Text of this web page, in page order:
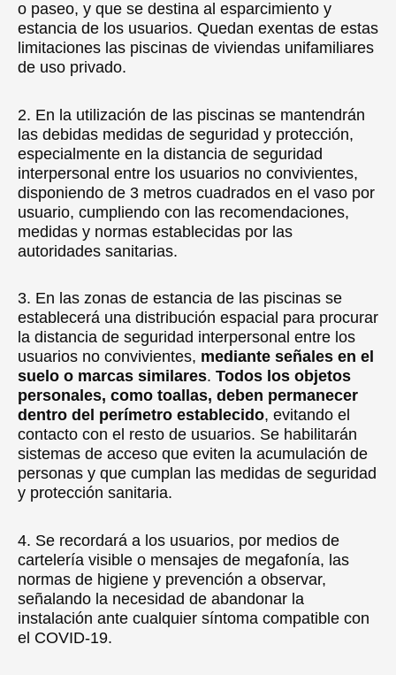
o paseo, y que se destina al esparcimiento y
estancia de los usuarios. Quedan exentas de estas
limitaciones las piscinas de viviendas unifamiliares
de uso privado.
2. En la utilización de las piscinas se mantendrán
las debidas medidas de seguridad y protección,
especialmente en la distancia de seguridad
interpersonal entre los usuarios no convivientes,
disponiendo de 3 metros cuadrados en el vaso por
usuario, cumpliendo con las recomendaciones,
medidas y normas establecidas por las
autoridades sanitarias.
3. En las zonas de estancia de las piscinas se
establecerá una distribución espacial para procurar
la distancia de seguridad interpersonal entre los
usuarios no convivientes, mediante señales en el
suelo o marcas similares. Todos los objetos
personales, como toallas, deben permanecer
dentro del perímetro establecido, evitando el
contacto con el resto de usuarios. Se habilitarán
sistemas de acceso que eviten la acumulación de
personas y que cumplan las medidas de seguridad
y protección sanitaria.
4. Se recordará a los usuarios, por medios de
cartelería visible o mensajes de megafonía, las
normas de higiene y prevención a observar,
señalando la necesidad de abandonar la
instalación ante cualquier síntoma compatible con
el COVID-19.